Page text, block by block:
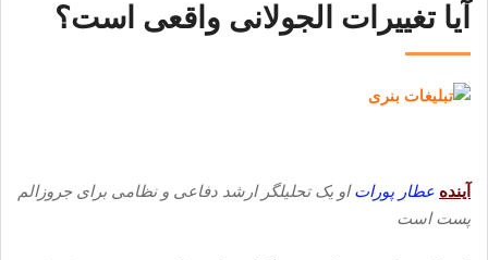
آیا تغییرات الجولانی واقعی است؟
آینده عطار پوراتاو یک تحلیلگر ارشد دفاعی و نظامی برای جروزالم
پست است